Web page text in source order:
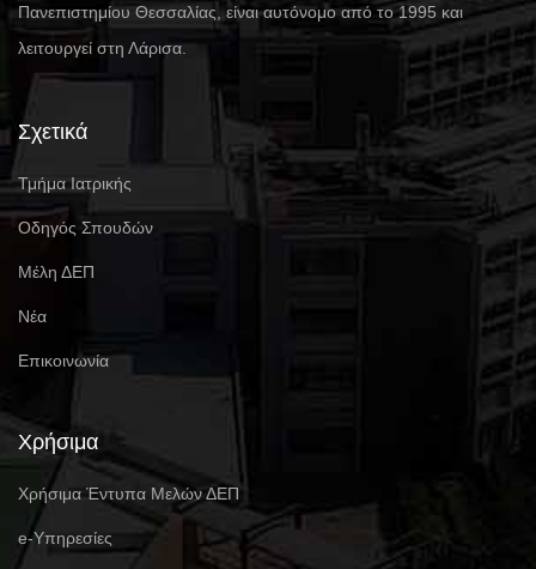
Πανεπιστημίου Θεσσαλίας, είναι αυτόνομο από το 1995 και
λειτουργεί στη Λάρισα.
Σχετικά
Τμήμα Ιατρικής
Οδηγός Σπουδών
Μέλη ΔΕΠ
Νέα
Επικοινωνία
Χρήσιμα
Χρήσιμα Έντυπα Μελών ΔΕΠ
e-Υπηρεσίες